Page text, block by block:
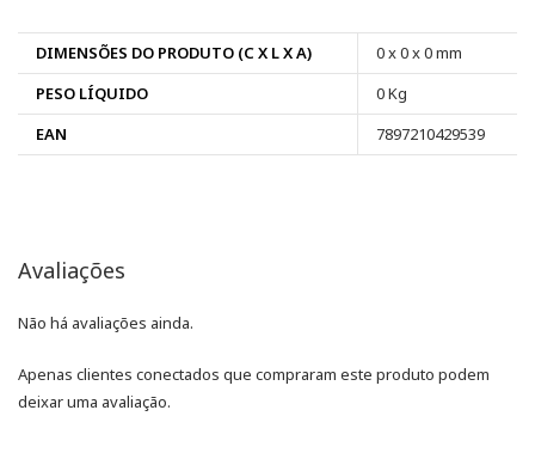
DIMENSÕES DO PRODUTO (C X L X A)
0 x 0 x 0 mm
PESO LÍQUIDO
0 Kg
EAN
7897210429539
Avaliações
Não há avaliações ainda.
Apenas clientes conectados que compraram este produto podem
deixar uma avaliação.